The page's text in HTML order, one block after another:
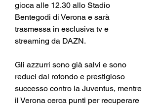
gioca alle 12.30 allo Stadio
Bentegodi di Verona e sarà
trasmessa in esclusiva tv e
streaming da DAZN.
Gli azzurri sono già salvi e sono
reduci dal rotondo e prestigioso
successo contro la Juventus, mentre
il Verona cerca punti per recuperare